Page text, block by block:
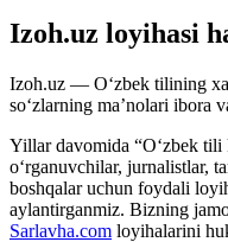
Izoh.uz loyihasi
Izoh.uz — O‘zbek tilining
so‘zlarning ma’nolari ibora
Yillar davomida “O‘zbek tili
o‘rganuvchilar, jurnalistlar,
boshqalar uchun foydali
aylantirganmiz. Bizning
Sarlavha.com loyihalarini